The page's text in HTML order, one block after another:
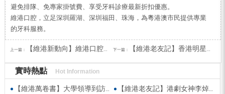
避免排隊、免專家掛號費、享受牙科診療最新折扣優惠。
維港口腔，立足深圳羅湖、深圳福田、珠海，為粵港澳市民提供專業
的牙科服務。
上一篇： 【維港新動向】維港口腔受邀參與第五屆香港潮州節 共促潮州文化傳承 下一篇： 【維港老友記】香港明星湯俊明驚喜現身維港口腔 擔任明星一日店長！
實時熱點 Hot Information
【維港萬卷書】大學領導到訪維港口腔參觀交流 高度讚賞院感消毒與規範化管理
【維港老友記】港劇女神李焯寧現身維港口腔擔任一日店長，分享護牙心得